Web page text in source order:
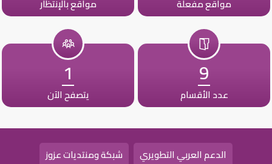
مواقع مفعلة مواقع بالإنتظار
9
عدد الأقسام
1
يتصفح الآن
الدعم العربي التطويري
شبكة ومنتديات عزوز